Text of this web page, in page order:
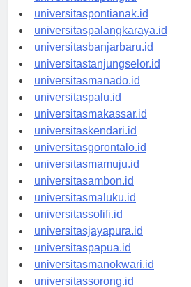
universitaskupang.id
universitaspontianak.id
universitaspalangkaraya.id
universitasbanjarbaru.id
universitastanjungselor.id
universitasmanado.id
universitaspalu.id
universitasmakassar.id
universitaskendari.id
universitasgorontalo.id
universitasmamuju.id
universitasambon.id
universitasmaluku.id
universitassofifi.id
universitasjayapura.id
universitaspapua.id
universitasmanokwari.id